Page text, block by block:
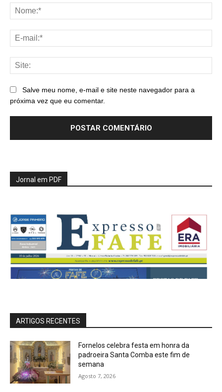
Salve meu nome, e-mail e site neste navegador para a
próxima vez que eu comentar.
Jornal em PDF
ARTIGOS RECENTES
Fornelos celebra festa em honra da
padroeira Santa Comba este fim de
semana
Agosto 7, 2026